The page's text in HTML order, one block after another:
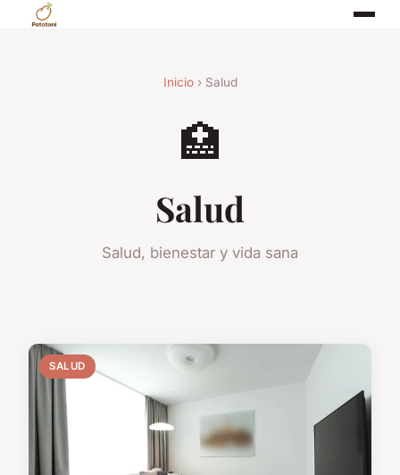
Inicio› Salud
🏥
Salud
Salud, bienestar y vida sana
SALUD